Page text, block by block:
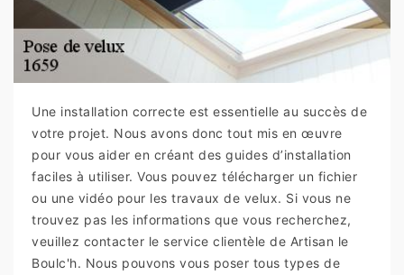
Une installation correcte est essentielle au succès de
votre projet. Nous avons donc tout mis en œuvre
pour vous aider en créant des guides d’installation
faciles à utiliser. Vous pouvez télécharger un fichier
ou une vidéo pour les travaux de velux. Si vous ne
trouvez pas les informations que vous recherchez,
veuillez contacter le service clientèle de Artisan le
Boulc'h. Nous pouvons vous poser tous types de